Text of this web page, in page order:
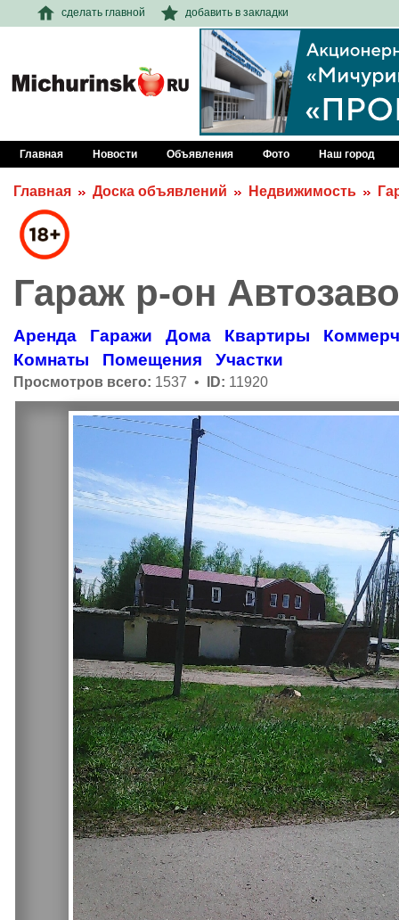
сделать главной добавить в закладки
Главная Новости Объявления Фото Наш город
Главная Доска объявлений Недвижимость
Гараж р-он
Аренда Гаражи Дома Квартиры
Комнаты
Помещения Участки
Просмотров всего: 1537 • ID: 11920